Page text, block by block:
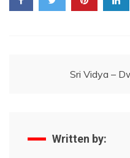
Sri Vidya –
Written by: